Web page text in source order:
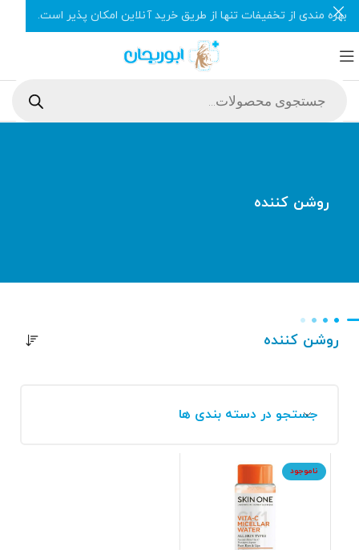
روشن کننده
روشن کننده
جستجو در دسته بندی ها
ناموجود
بهره مندی از تخفیفات تنها از طریق خرید آنلاین امکان پذیر است.